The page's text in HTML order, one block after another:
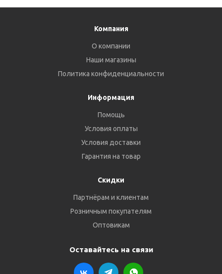
Компания
О компании
Наши магазины
Политика конфиденциальности
Информация
Помощь
Условия оплаты
Условия доставки
Гарантия на товар
Скидки
Партнёрам и клиентам
Розничным покупателям
Оптовикам
Оставайтесь на связи